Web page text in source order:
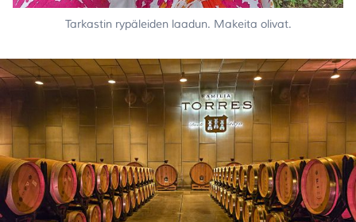
Tarkastin rypäleiden laadun. Makeita olivat.